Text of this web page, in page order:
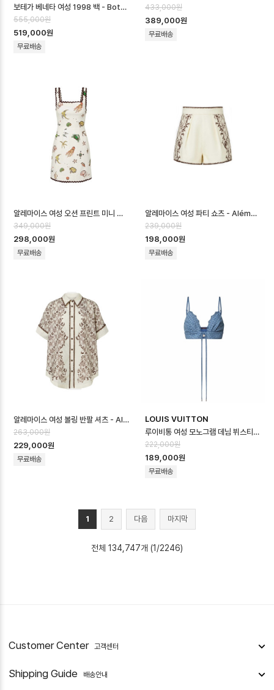
보테가 베네타 여성 1998 백 - Bottega veneta Womens 1998 Bag…
555,000원
519,000원
무료배송
433,000원
389,000원
무료배송
알레마이스 여성 오션 프린트 미니 드레스 - Alémais Womens Ocean Prin…
349,000원
298,000원
무료배송
알레마이스 여성 파티 쇼츠 - Alémais Womens Party Shorts - aec…
239,000원
198,000원
무료배송
알레마이스 여성 볼링 반팔 셔츠 - Alémais Womens Bowling Shirt -…
263,000원
229,000원
무료배송
LOUIS VUITTON
루이비통 여성 모노그램 데님 뷔스티에 - Louis vuitton Womens Monogr…
222,000원
189,000원
무료배송
1 2 다음 마지막
전체 134,747개 (1/2246)
Customer Center 고객센터
Shipping Guide 배송안내